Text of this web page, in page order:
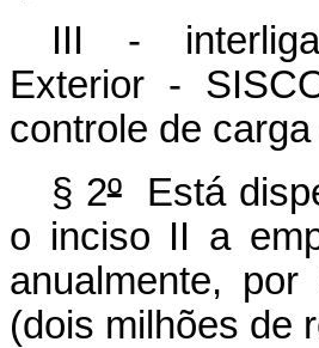
III -
Exterior -
controle de
§ 2ºEstá
o inciso II a
anualmente,
(dois milhões de